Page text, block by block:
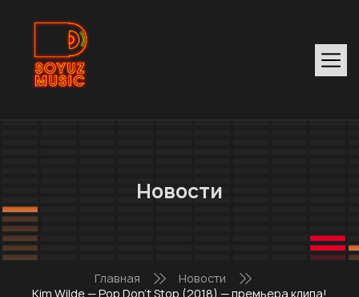
Новости
Главная
Новости
Kim Wilde — Pop Don’t Stop (2018) — премьера клипа!